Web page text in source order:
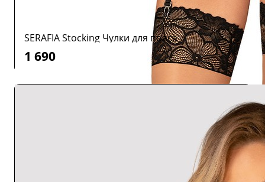
SERAFIA Stocking Чулки для пояса
1 690